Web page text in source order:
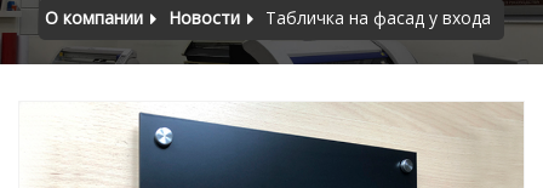
О компании Новости Табличка на фасад у входа